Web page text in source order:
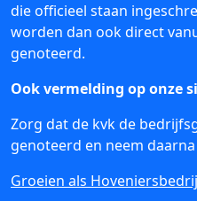
die officieel staan
worden dan ook direct
genoteerd.
Ook vermelding op onze
Zorg dat de kvk de
genoteerd en neem daarna
Groeien als